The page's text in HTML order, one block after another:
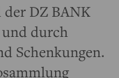
der DZ BANK
durch
Schenkungen.